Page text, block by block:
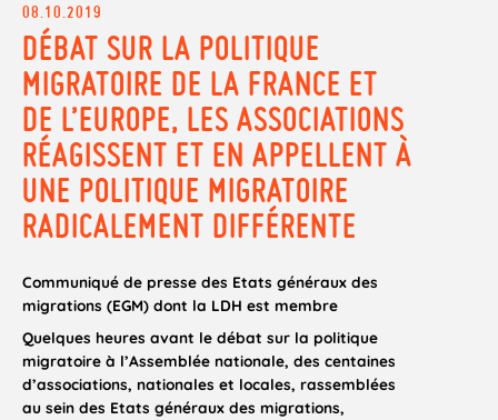
08.10.2019
DÉBAT SUR LA POLITIQUE
MIGRATOIRE DE LA FRANCE ET
DE L’EUROPE, LES ASSOCIATIONS
RÉAGISSENT ET EN APPELLENT À
UNE POLITIQUE MIGRATOIRE
RADICALEMENT DIFFÉRENTE
Communiqué de presse des Etats généraux des
migrations (EGM) dont la LDH est membre
Quelques heures avant le débat sur la politique
migratoire à l’Assemblée nationale, des centaines
d’associations, nationales et locales, rassemblées
au sein des Etats généraux des migrations,